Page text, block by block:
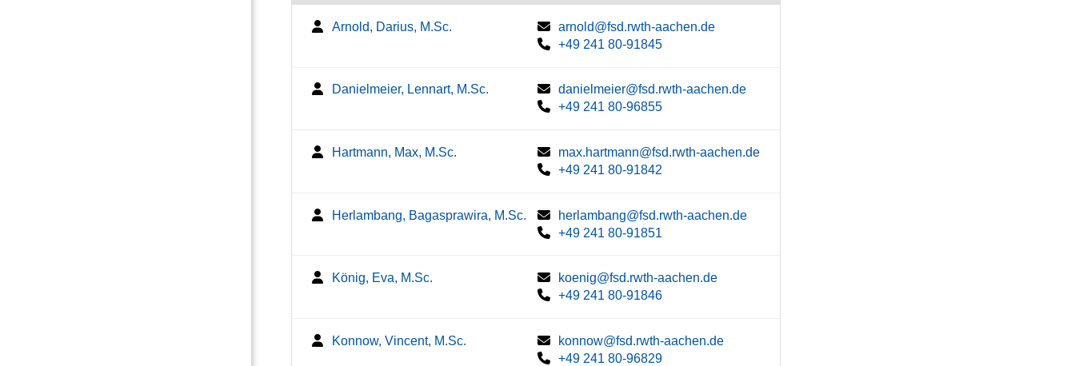
Arnold, Darius, M.Sc.
arnold@fsd.rwth-aachen.de
+49 241 80-91845
Danielmeier, Lennart, M.Sc.
danielmeier@fsd.rwth-aachen.de
+49 241 80-96855
Hartmann, Max, M.Sc.
max.hartmann@fsd.rwth-aachen.de
+49 241 80-91842
Herlambang, Bagasprawira, M.Sc.
herlambang@fsd.rwth-aachen.de
+49 241 80-91851
König, Eva, M.Sc.
koenig@fsd.rwth-aachen.de
+49 241 80-91846
Konnow, Vincent, M.Sc.
konnow@fsd.rwth-aachen.de
+49 241 80-96829